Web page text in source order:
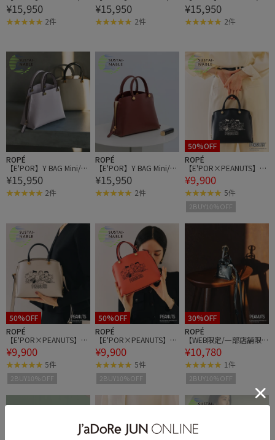
軽量・26AW
¥15,950
2件
軽量・26AW
¥15,950
2件
軽量・26AW
¥15,950
2件
ROPÉ
【E'POR】Y BAG Mini/超
軽量・26AW
¥15,950
2件
ROPÉ
【E'POR】Y BAG Mini/超
軽量・26AW
¥15,950
2件
50%OFF
ROPÉ
【E'POR×PEANUTS】別
注 Y BAG Mini
¥9,900
5件
2BUY10%OFF
50%OFF
ROPÉ
【E'POR×PEANUTS】別
注 Y BAG Mini
¥9,900
5件
2BUY10%OFF
50%OFF
ROPÉ
【E'POR×PEANUTS】別
注 Y BAG Mini
¥9,900
5件
2BUY10%OFF
30%OFF
ROPÉ
【WEB限定/一部店舗限
定】【E'POR×PEANUT
S】別注 Y BAG Pico
¥10,780
1件
2BUY10%OFF